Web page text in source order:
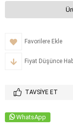
Favorilere Ekle
Fiyat Düşünce
TAVSIYE ET
WhatsApp